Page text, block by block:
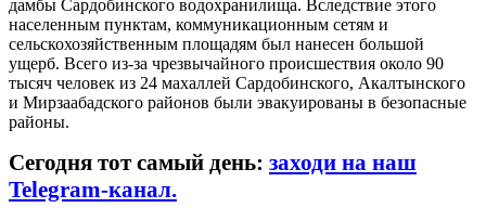
дамбы Сардобинского водохранилища. Вследствие этого
населенным пунктам, коммуникационным сетям и
сельскохозяйственным площадям был нанесен большой
ущерб. Всего из-за чрезвычайного происшествия около 90
тысяч человек из 24 махаллей Сардобинского, Акалтынского
и Мирзаабадского районов были эвакуированы в безопасные
районы.
Сегодня тот самый день: заходи на наш
Telegram-канал.